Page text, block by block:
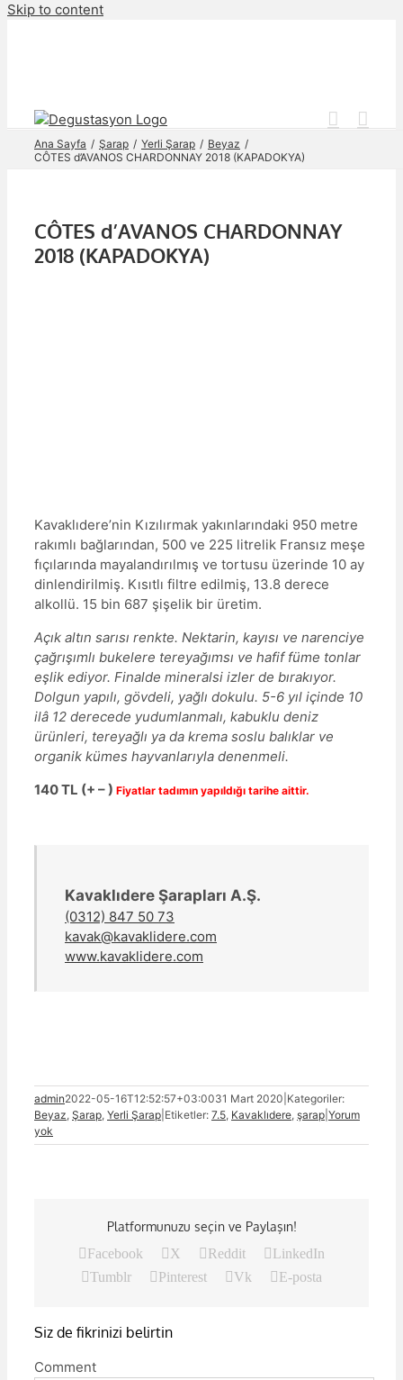
Skip to content
Ana Sayfa Şarap Yerli Şarap
Beyaz
CÔTES d’AVANOS CHARDONNAY 2018 (KAPADOKYA)
CÔTES d’AVANOS CHARDONNAY
2018 (KAPADOKYA)
Kavaklıdere’nin Kızılırmak yakınlarındaki 950 metre
rakımlı bağlarından, 500 ve 225 litrelik Fransız meşe
fıçılarında mayalandırılmış ve tortusu üzerinde 10 ay
dinlendirilmiş. Kısıtlı filtre edilmiş, 13.8 derece
alkollü. 15 bin 687 şişelik bir üretim.
Açık altın sarısı renkte. Nektarin, kayısı ve narenciye
çağrışımlı bukelere tereyağımsı ve hafif füme tonlar
eşlik ediyor. Finalde mineralsi izler de bırakıyor.
Dolgun yapılı, gövdeli, yağlı dokulu. 5-6 yıl içinde 10
ilâ 12 derecede yudumlanmalı, kabuklu deniz
ürünleri, tereyağlı ya da krema soslu balıklar ve
organik kümes hayvanlarıyla denenmeli.
140 TL (+ – ) Fiyatlar tadımın yapıldığı tarihe aittir.
Kavaklıdere Şarapları A.Ş.
(0312) 847 50 73
kavak@kavaklidere.com
www.kavaklidere.com
admin2022-05-16T12:52:57+03:0031 Mart 2020 Kategoriler:
Beyaz, Şarap, Yerli Şarap Etiketler: 7.5, Kavaklıdere, şarap Yorum
yok
Platformunuzu seçin ve Paylaşın!
Facebook
X Reddit
LinkedIn
Tumblr
Pinterest Vk E-posta
Siz de fikrinizi belirtin
Comment